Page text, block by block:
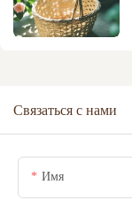
Связаться с нами
Имя